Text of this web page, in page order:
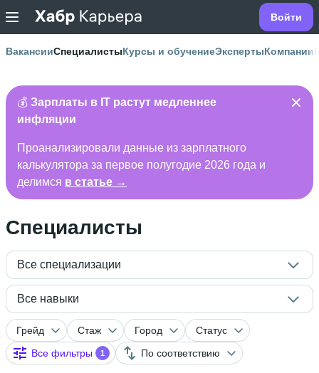
Войти
ВакансииСпециалистыКурсы и обучениеЭкспертыКомпании
💰 Зарплаты в IT растут медленнее
инфляции
Проанализировали данные из зарплатного
калькулятора за первое полугодие 2026 года и
делимся в статье →
Специалисты
Все специализации
Все навыки
Грейд Стаж Город
Статус
Все фильтры
1 По соответствию